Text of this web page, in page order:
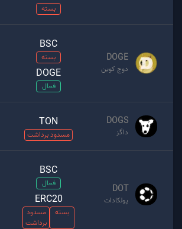
بسته
DOGE
دوج کوین
BSC
بسته
DOGE
فعال
DOGS
داگز
TON
مسدود برداشت
DOT
پولکادات
BSC
فعال
ERC20
بسته
مسدود
برداشت